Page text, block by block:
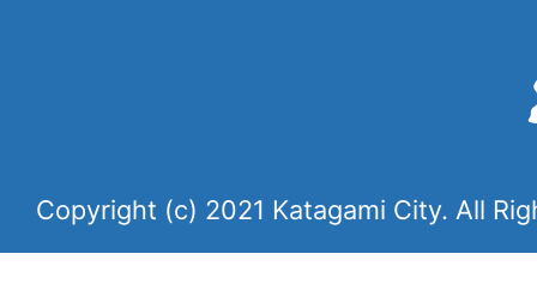
Copyright (c) 2021 Katagami City. All